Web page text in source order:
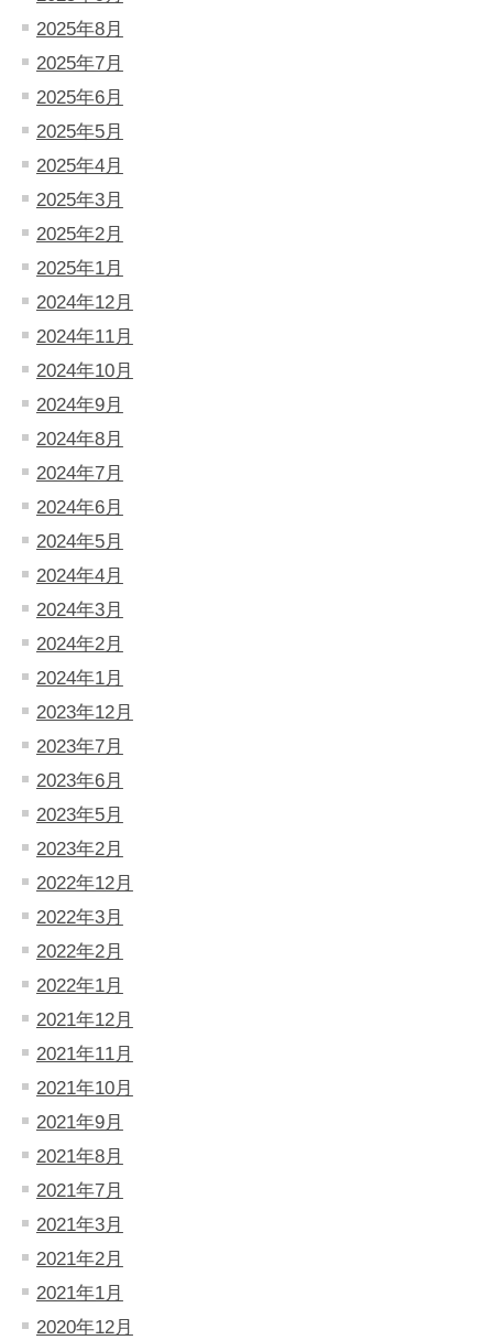
2025年8月
2025年7月
2025年6月
2025年5月
2025年4月
2025年3月
2025年2月
2025年1月
2024年12月
2024年11月
2024年10月
2024年9月
2024年8月
2024年7月
2024年6月
2024年5月
2024年4月
2024年3月
2024年2月
2024年1月
2023年12月
2023年7月
2023年6月
2023年5月
2023年2月
2022年12月
2022年3月
2022年2月
2022年1月
2021年12月
2021年11月
2021年10月
2021年9月
2021年8月
2021年7月
2021年3月
2021年2月
2021年1月
2020年12月